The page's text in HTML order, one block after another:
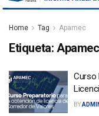
Home Tag Apamec
Etiqueta: Apamec
Curso
BY